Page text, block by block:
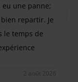
une panne;
repartir. Je
le temps de
2 août 2026